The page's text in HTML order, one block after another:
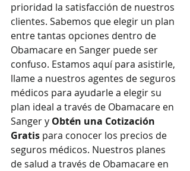
prioridad la satisfacción de nuestros
clientes. Sabemos que elegir un plan
entre tantas opciones dentro de
Obamacare en Sanger puede ser
confuso. Estamos aquí para asistirle,
llame a nuestros agentes de seguros
médicos para ayudarle a elegir su
plan ideal a través de Obamacare en
Sanger y Obtén una Cotización
Gratis para conocer los precios de
seguros médicos. Nuestros planes
de salud a través de Obamacare en